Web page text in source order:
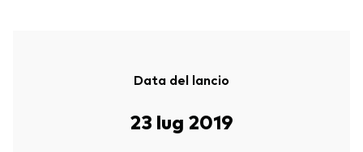
Data del lancio
23 lug 2019